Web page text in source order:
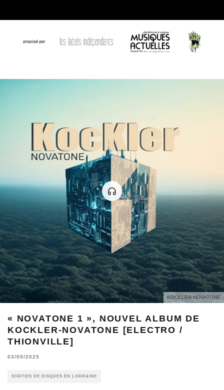
KOCKLER NOVATONE
« NOVATONE 1 », NOUVEL ALBUM DE
KOCKLER-NOVATONE [ELECTRO /
THIONVILLE]
03/05/2025
SORTIES DE DISQUES EN LORRAINE